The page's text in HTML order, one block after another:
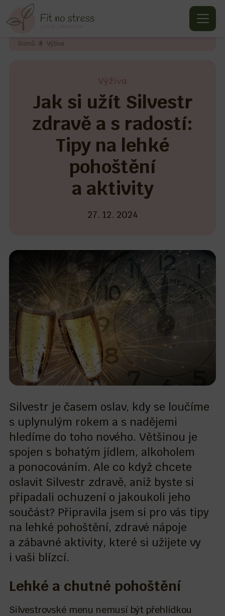
Domů Výživa
Výživa
Jak si užít Silvestr
zdravě a s radostí:
Tipy na lehké
pohoštění
a aktivity
27. 12. 2024
Silvestr je časem oslav, kdy se loučíme
s uplynulým rokem a s nadějemi
hledíme do toho nového. Většinou je
spojen s bohatým jídlem, alkoholem
a ponocováním. Ale co když chcete
oslavit Silvestr zdravě, aniž byste si
připadali ochuzení o jakoukoli jeho
součást? Připravila jsem si pro vás tipy
na lehké pohoštění, zdravé nápoje
a zábavné aktivity, které si užijete vy
i vaši blízcí.
Lehké a chutné pohoštění
Silvestrovské menu nemusí být přehlídkou